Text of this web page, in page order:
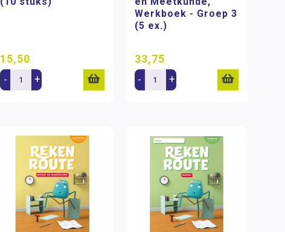
15,50
- +
Werkboek - Groep 3
(5 ex.)
33,75
- +